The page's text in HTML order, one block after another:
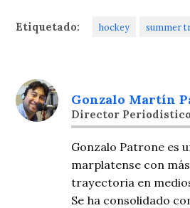
Etiquetado: hockey summer
Gonzalo Martín
Director Periodistico
Gonzalo Patrone es
marplatense con
trayectoria en
Se ha consolidado